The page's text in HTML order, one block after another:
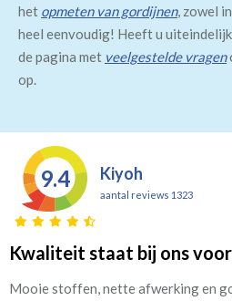
het opmeten van gordijnen, zowel
heel eenvoudig! Heeft u
de pagina met veelgestelde vragen
op.
9.4 Kiyoh
aantal reviews 1323
Kwaliteit staat bij ons
Mooie stoffen, nette afwerking en